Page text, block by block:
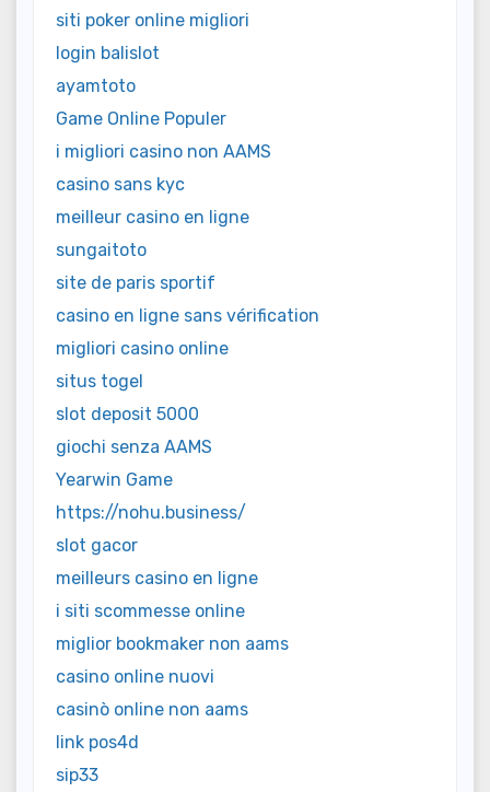
siti poker online migliori
login balislot
ayamtoto
Game Online Populer
i migliori casino non AAMS
casino sans kyc
meilleur casino en ligne
sungaitoto
site de paris sportif
casino en ligne sans vérification
migliori casino online
situs togel
slot deposit 5000
giochi senza AAMS
Yearwin Game
https://nohu.business/
slot gacor
meilleurs casino en ligne
i siti scommesse online
miglior bookmaker non aams
casino online nuovi
casinò online non aams
link pos4d
sip33